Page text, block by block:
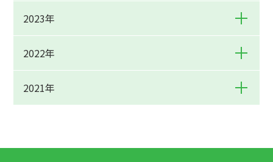
2023年
2022年
2021年